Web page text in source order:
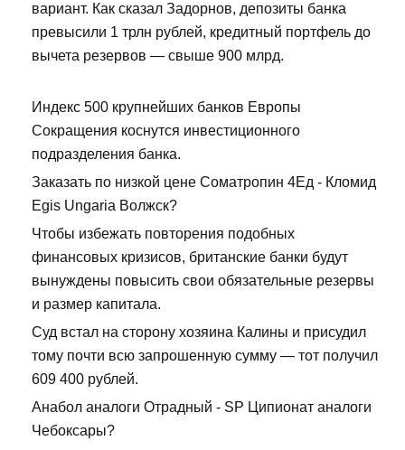
вариант. Как сказал Задорнов, депозиты банка
превысили 1 трлн рублей, кредитный портфель до
вычета резервов — свыше 900 млрд.
Индекс 500 крупнейших банков Европы
Сокращения коснутся инвестиционного
подразделения банка.
Заказать по низкой цене Cоматропин 4Ед - Кломид
Egis Ungaria Волжск?
Чтобы избежать повторения подобных
финансовых кризисов, британские банки будут
вынуждены повысить свои обязательные резервы
и размер капитала.
Суд встал на сторону хозяина Калины и присудил
тому почти всю запрошенную сумму — тот получил
609 400 рублей.
Анабол аналоги Отрадный - SP Ципионат аналоги
Чебоксары?